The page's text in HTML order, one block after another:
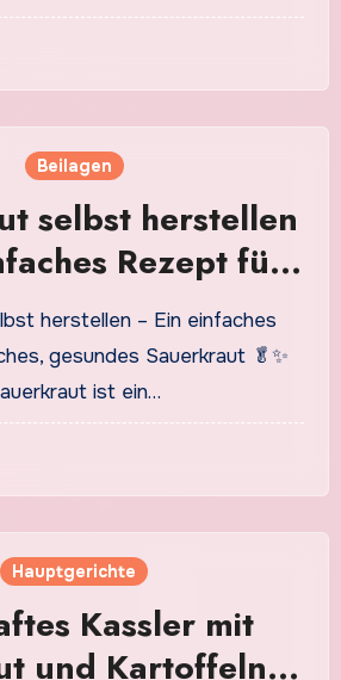
Beilagen
selbst herstellen
Rezept für
gesundes
herstellen – Ein einfaches
gesundes Sauerkraut 🥬✨
ist ein…
Hauptgerichte
Kassler mit
und Kartoffeln –